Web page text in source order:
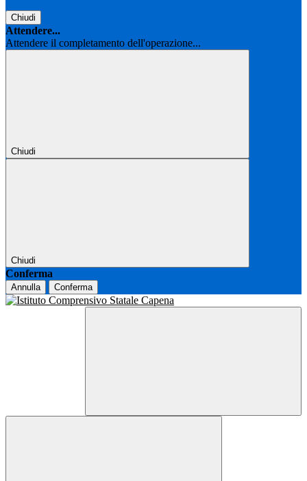
Chiudi
Attendere...
Attendere il completamento dell'operazione...
Chiudi
Chiudi
Conferma
Annulla Conferma